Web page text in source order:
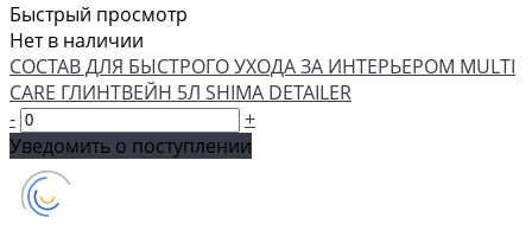
Быстрый просмотр
Нет в наличии
СОСТАВ ДЛЯ БЫСТРОГО УХОДА ЗА ИНТЕРЬЕРОМ MULTI
CARE ГЛИНТВЕЙН 5Л SHIMA DETAILER
-
+
Уведомить о поступлении